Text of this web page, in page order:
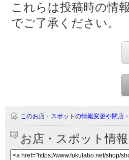
これらは投稿時の情
でご了承ください。
このお店・スポットの情報変更や閉店
お店・スポット情